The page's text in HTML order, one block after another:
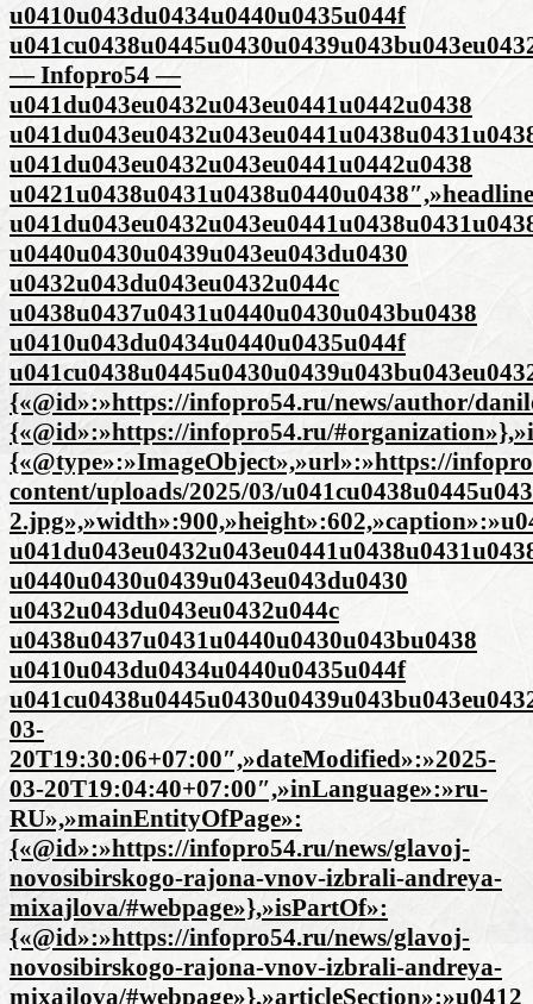
u0410u043du0434u0440u0435u044f
— Infopro54 —
u041du043eu0432u043eu0441u0442u0438
u041du043eu0432u043eu0441u0442u0438
u0440u0430u0439u043eu043du0430
u0432u043du043eu0432u044c
u0438u0437u0431u0440u0430u043bu0438
u0410u043du0434u0440u0435u044f
{«@id»:»https://infopro54.ru/news/author/
{«@id»:»https://infopro54.ru/
{«@type»:»ImageObject»,»url»:»https://
content/uploads/2025/03/
u0440u0430u0439u043eu043du0430
u0432u043du043eu0432u044c
u0438u0437u0431u0440u0430u043bu0438
u0410u043du0434u0440u0435u044f
03-
20T19:30:06+07:00″,»dateModified»:»2025-
03-20T19:04:40+07:00″,»inLanguage»:»ru-
RU»,»mainEntityOfPage»:
{«@id»:»https://infopro54.ru/news/glavoj-
novosibirskogo-rajona-vnov-izbrali-andreya-
mixajlova/#webpage»},»isPartOf»:
{«@id»:»https://infopro54.ru/news/glavoj-
novosibirskogo-rajona-vnov-izbrali-andreya-
mixajlova/#webpage»},»articleSection»:»u0412